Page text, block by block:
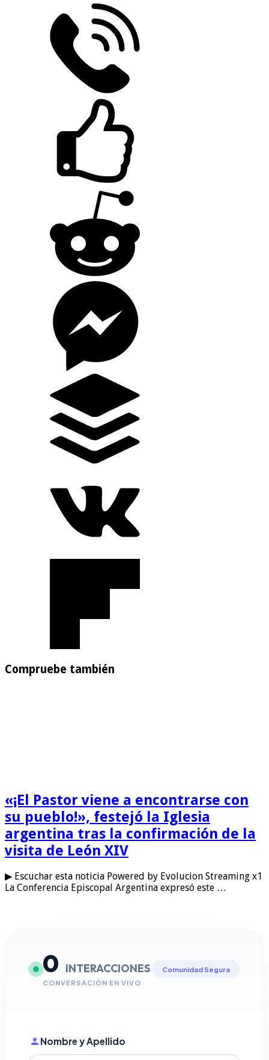
Compruebe también
«¡El Pastor viene a encontrarse con
su pueblo!», festejó la Iglesia
argentina tras la confirmación de la
visita de León XIV
▶ Escuchar esta noticia Powered by Evolucion Streaming x1
La Conferencia Episcopal Argentina expresó este …
0 INTERACCIONES
CONVERSACIÓN EN VIVO
Comunidad Segura
Nombre y Apellido